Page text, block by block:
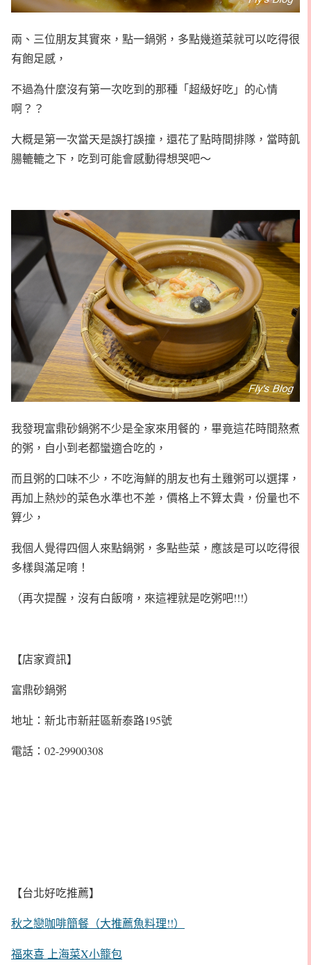
兩、三位朋友其實來，點一鍋粥，多點幾道菜就可以吃得很
有飽足感，
不過為什麼沒有第一次吃到的那種「超級好吃」的心情
啊？？
大概是第一次當天是誤打誤撞，還花了點時間排隊，當時飢
腸轆轆之下，吃到可能會感動得想哭吧～
我發現富鼎砂鍋粥不少是全家來用餐的，畢竟這花時間熬煮
的粥，自小到老都蠻適合吃的，
而且粥的口味不少，不吃海鮮的朋友也有土雞粥可以選擇，
再加上熱炒的菜色水準也不差，價格上不算太貴，份量也不
算少，
我個人覺得四個人來點鍋粥，多點些菜，應該是可以吃得很
多樣與滿足唷！
（再次提醒，沒有白飯唷，來這裡就是吃粥吧!!!）
【店家資訊】
富鼎砂鍋粥
地址：新北市新莊區新泰路195號
電話：02-29900308
【台北好吃推薦】
秋之戀咖啡簡餐（大推薦魚料理!!）
福來喜 上海菜X小籠包